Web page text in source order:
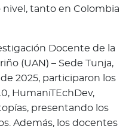
tanto en Colombia
Docente de la
(UAN) – Sede Tunja,
2025, participaron los
HumaniTEchDev,
presentando los
Además, los docentes